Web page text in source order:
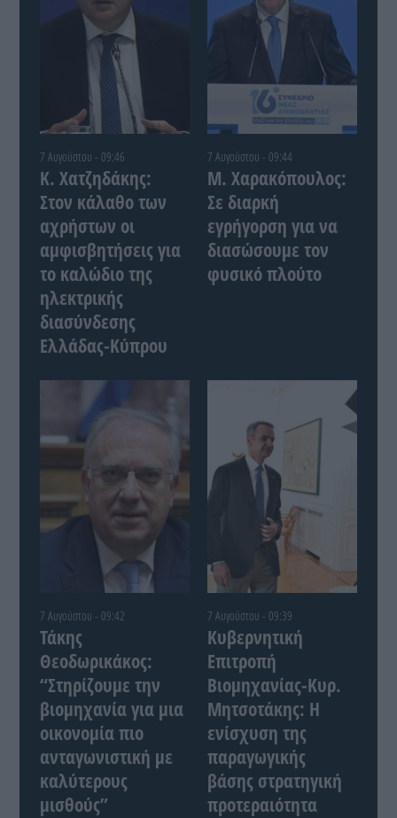
7 Αυγούστου - 09:46
Κ. Χατζηδάκης:
Στον κάλαθο των
αχρήστων οι
αμφισβητήσεις για
το καλώδιο της
ηλεκτρικής
διασύνδεσης
Ελλάδας-Κύπρου
7 Αυγούστου - 09:44
Μ. Χαρακόπουλος:
Σε διαρκή
εγρήγορση για να
διασώσουμε τον
φυσικό πλούτο
7 Αυγούστου - 09:42
Τάκης
Θεοδωρικάκος:
“Στηρίζουμε την
βιομηχανία για μια
οικονομία πιο
ανταγωνιστική με
καλύτερους
μισθούς”
7 Αυγούστου - 09:39
Κυβερνητική
Επιτροπή
Βιομηχανίας-Κυρ.
Μητσοτάκης: Η
ενίσχυση της
παραγωγικής
βάσης στρατηγική
προτεραιότητα